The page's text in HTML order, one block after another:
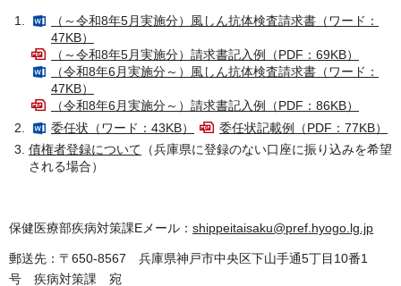
（～令和8年5月実施分）風しん抗体検査請求書（ワード：
47KB）
（～令和8年5月実施分）請求書記入例（PDF：69KB）
（令和8年6月実施分～）風しん抗体検査請求書（ワード：
47KB）
（令和8年6月実施分～）請求書記入例（PDF：86KB）
委任状（ワード：43KB）
委任状記載例（PDF：77KB）
債権者登録について （兵庫県に登録のない口座に振り込みを希望
される場合）
保健医療部疾病対策課Eメール： shippeitaisaku@pref.hyogo.lg.jp
郵送先：〒650-8567 兵庫県神戸市中央区下山手通5丁目10番1
号 疾病対策課 宛